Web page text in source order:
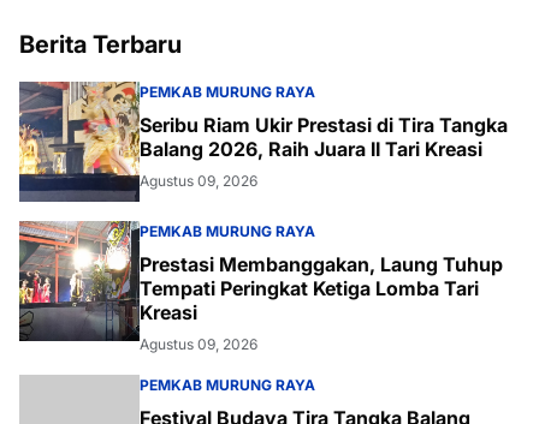
Berita Terbaru
PEMKAB MURUNG RAYA
Seribu Riam Ukir Prestasi di Tira Tangka
Balang 2026, Raih Juara II Tari Kreasi
Agustus 09, 2026
PEMKAB MURUNG RAYA
Prestasi Membanggakan, Laung Tuhup
Tempati Peringkat Ketiga Lomba Tari
Kreasi
Agustus 09, 2026
PEMKAB MURUNG RAYA
Festival Budaya Tira Tangka Balang